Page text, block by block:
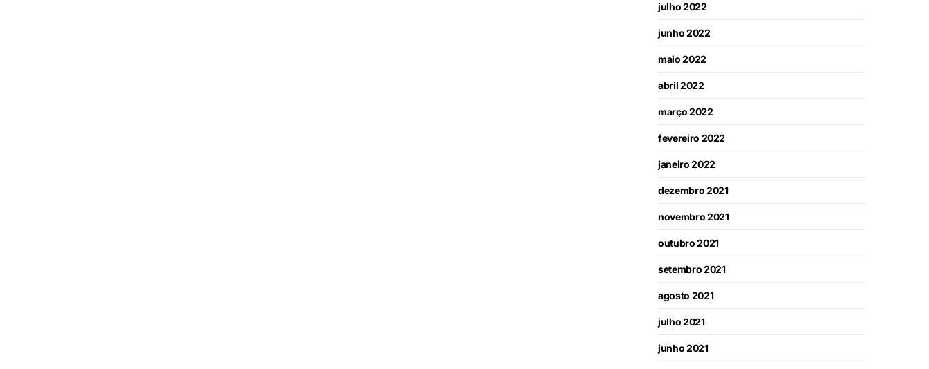
julho 2022
junho 2022
maio 2022
abril 2022
março 2022
fevereiro 2022
janeiro 2022
dezembro 2021
novembro 2021
outubro 2021
setembro 2021
agosto 2021
julho 2021
junho 2021